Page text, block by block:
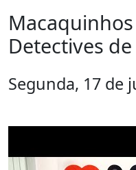
Detectives
Segunda, 17 de